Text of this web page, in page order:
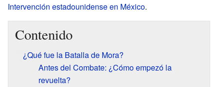
Intervención estadounidense en México.
Contenido
¿Qué fue la Batalla de Mora?
Antes del Combate: ¿Cómo empezó la
revuelta?